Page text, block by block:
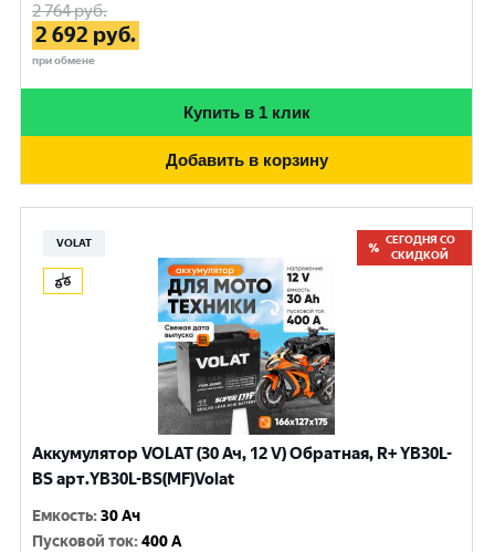
2 764руб.
2 692 руб.
при обмене
Купить в 1 клик
Добавить в корзину
VOLAT
СЕГОДНЯ СО
СКИДКОЙ
Аккумулятор VOLAT (30 Ач, 12 V) Обратная, R+ YB30L-
BS арт.YB30L-BS(MF)Volat
Емкость:30 Ач
Пусковой ток:400 A